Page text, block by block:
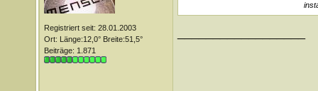
Registriert seit: 28.01.2003
Ort: Länge:12,0° Breite:51,5°
Beiträge: 1.871